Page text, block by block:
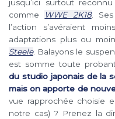
jusqu’ici surtout
comme
WWE 2K18.
l’action s’avéraient
adaptations plus ou
Steele. Balayons le
est somme toute
du studio japonais de la
mais on apporte de
vue rapprochée choisie
notre cas) ? Prenez la